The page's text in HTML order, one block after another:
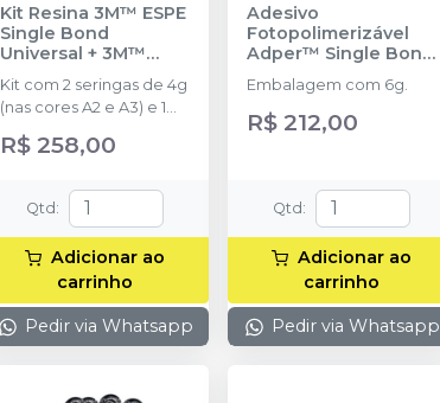
Kit Resina 3M™ ESPE
Single Bond
Universal + 3M™
Filtek™ Z250 XT A2
A3 -SOLVENTUM
Kit com 2 seringas de 4g
(nas cores A2 e A3) e 1
R$ 258,00
Qtd :
Adicionar ao
carrinho
Pedir via Whatsapp
Adesivo
Fotopolimerizável
Adper™ Single Bond
2 - 6g
Embalagem com 6g.
R$ 212,00
Qtd :
Adicionar ao
carrinho
Pedir via Whatsapp